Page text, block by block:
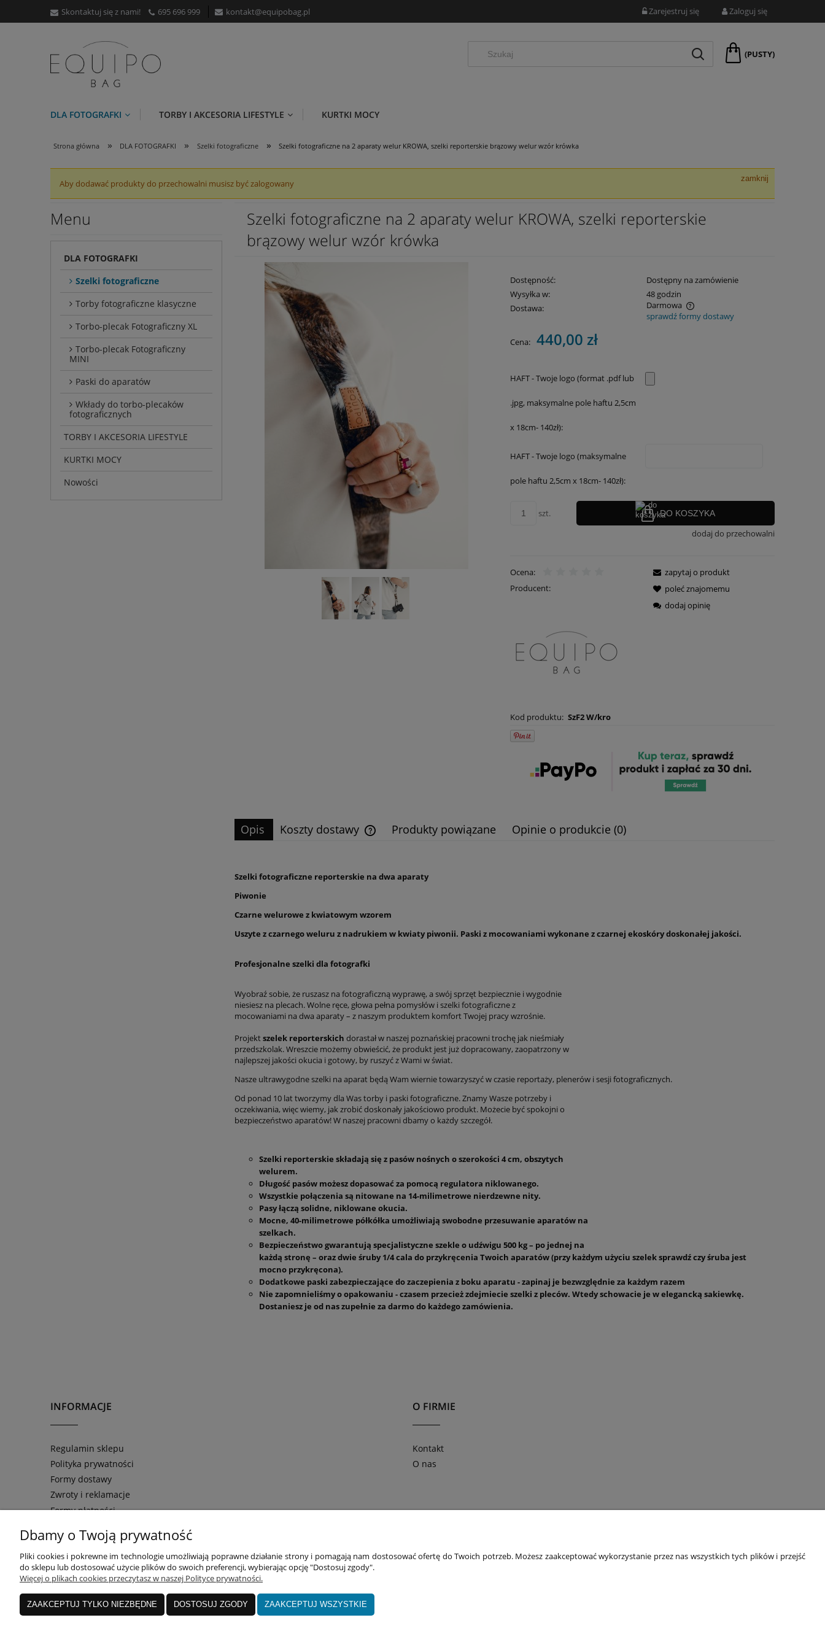
Skontaktuj się z nami! 695 696 999 kontakt@equipobag.pl Zarejestruj się Zaloguj się
(PUSTY)
DLA FOTOGRAFKI TORBY I AKCESORIA LIFESTYLE KURTKI MOCY
Strona główna » DLA FOTOGRAFKI » Szelki fotograficzne » Szelki fotograficzne na 2 aparaty welur KROWA, szelki reporterskie brązowy welur wzór krówka
zamknij
Aby dodawać produkty do przechowalni musisz być zalogowany
Menu
DLA FOTOGRAFKI
Szelki fotograficzne
Torby fotograficzne klasyczne
Torbo-plecak Fotograficzny XL
Torbo-plecak Fotograficzny
MINI
Paski do aparatów
Wkłady do torbo-plecaków
fotograficznych
TORBY I AKCESORIA LIFESTYLE
KURTKI MOCY
Nowości
Szelki fotograficzne na 2 aparaty welur KROWA, szelki reporterskie
brązowy welur wzór krówka
Dostępność:
Dostępny na zamówienie
Wysyłka w:
48 godzin
Dostawa:
Darmowa
Cena nie zawiera ewentualnych kosztów
płatności
sprawdź formy dostawy
Cena: 440,00 zł
HAFT - Twoje logo (format .pdf lub
.jpg, maksymalne pole haftu 2,5cm
x 18cm- 140zł):
HAFT - Twoje logo (maksymalne
pole haftu 2,5cm x 18cm- 140zł):
szt. DO KOSZYKA
dodaj do przechowalni
Ocena:
Producent:
Kod produktu: SzF2 W/kro
zapytaj o produkt
poleć znajomemu
dodaj opinię
Opis Koszty dostawy
płatności
Produkty powiązane Opinie o produkcie (0)
Szelki fotograficzne reporterskie na dwa aparaty
Piwonie
Czarne welurowe z kwiatowym wzorem
Uszyte z czarnego weluru z nadrukiem w kwiaty piwonii. Paski z mocowaniami wykonane z czarnej ekoskóry doskonałej jakości.
Profesjonalne szelki dla fotografki
Wyobraź sobie, że ruszasz na fotograficzną wyprawę, a swój sprzęt bezpiecznie i wygodnie
niesiesz na plecach. Wolne ręce, głowa pełna pomysłów i szelki fotograficzne z
mocowaniami na dwa aparaty – z naszym produktem komfort Twojej pracy wzrośnie.
Projektszelek reporterskich dorastał w naszej poznańskiej pracowni trochę jak nieśmiały
przedszkolak. Wreszcie możemy obwieścić, że produkt jest już dopracowany, zaopatrzony w
najlepszej jakości okucia i gotowy, by ruszyć z Wami w świat.
Nasze ultrawygodne szelki na aparat będą Wam wiernie towarzyszyć w czasie reportaży, plenerów i sesji fotograficznych.
Od ponad 10 lat tworzymy dla Was torby i paski fotograficzne. Znamy Wasze potrzeby i
oczekiwania, więc wiemy, jak zrobić doskonały jakościowo produkt. Możecie być spokojni o
bezpieczeństwo aparatów! W naszej pracowni dbamy o każdy szczegół.
Szelki reporterskie składają się z pasów nośnych o szerokości 4 cm, obszytych
welurem.
Długość pasów możesz dopasować za pomocą regulatora niklowanego.
Wszystkie połączenia są nitowane na 14-milimetrowe nierdzewne nity.
Pasy łączą solidne, niklowane okucia.
Mocne, 40-milimetrowe półkółka umożliwiają swobodne przesuwanie aparatów na
szelkach.
Bezpieczeństwo gwarantują specjalistyczne szekle o udźwigu 500 kg – po jednej na
każdą stronę – oraz dwie śruby 1/4 cala do przykręcenia Twoich aparatów (przy każdym użyciu szelek sprawdź czy śruba jest
mocno przykręcona).
Dodatkowe paski zabezpieczające do zaczepienia z boku aparatu - zapinaj je bezwzględnie za każdym razem
Nie zapomnieliśmy o opakowaniu - czasem przecież zdejmiecie szelki z pleców. Wtedy schowacie je w elegancką sakiewkę.
Dostaniesz je od nas zupełnie za darmo do każdego zamówienia.
INFORMACJE
Regulamin sklepu
Polityka prywatności
Formy dostawy
Zwroty i reklamacje
Formy płatności
O FIRMIE
Kontakt
O nas
Equipo Bag| ul. Żurawia 9/11 lok. 2 | 60-860 Poznań | woj. wielkopolskie | tel: 695 696 999 | mail:kontakt@equipobag.pl
Dbamy o Twoją prywatność
Pliki cookies i pokrewne im technologie umożliwiają poprawne działanie strony i pomagają nam dostosować ofertę do Twoich potrzeb. Możesz zaakceptować wykorzystanie przez nas wszystkich tych plików i przejść
do sklepu lub dostosować użycie plików do swoich preferencji, wybierając opcję "Dostosuj zgody".
Więcej o plikach cookies przeczytasz w naszej Polityce prywatności.
ZAAKCEPTUJ TYLKO NIEZBĘDNE DOSTOSUJ ZGODY ZAAKCEPTUJ WSZYSTKIE